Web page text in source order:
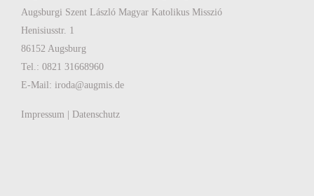
Augsburgi Szent László Magyar Katolikus Misszió
Henisiusstr. 1
86152 Augsburg
Tel.: 0821 31668960
E-Mail: iroda@augmis.de
Impressum Datenschutz